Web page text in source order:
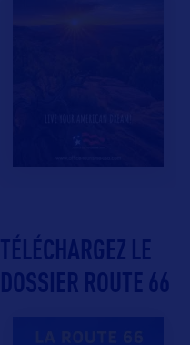
TÉLÉCHARGEZ LE
DOSSIER ROUTE 66